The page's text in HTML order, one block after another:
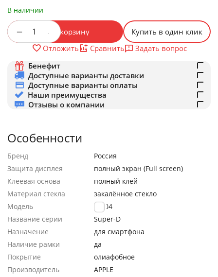
В наличии
+
− В корзину
Купить в один клик
Отложить
Сравнить
Задать вопрос
Бенефит
Доступные варианты доставки
Доступные варианты оплаты
Наши преимущества
Отзывы о компании
Особенности
Бренд
Россия
Защита дисплея
полный экран (Full screen)
Клеевая основа
полный клей
Материал стекла
закалённое стекло
Модель
GL-04
Название серии
Super-D
Назначение
для смартфона
Наличие рамки
да
Покрытие
олиафобное
Производитель
APPLE